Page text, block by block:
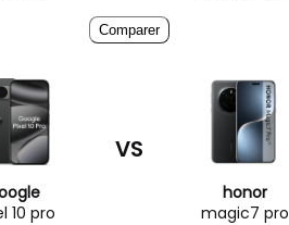
Comparer
10 pro
VS
honor
magic7 pro